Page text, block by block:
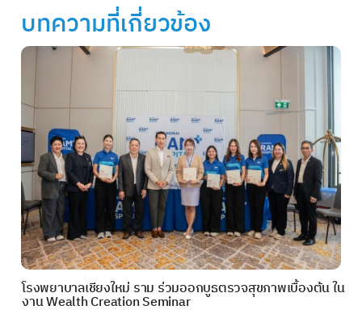
บทความที่เกี่ยวข้อง
โรงพยาบาลเชียงใหม่ ราม ร่วมออกบูธตรวจสุขภาพเบื้องต้น ใน
งาน Wealth Creation Seminar